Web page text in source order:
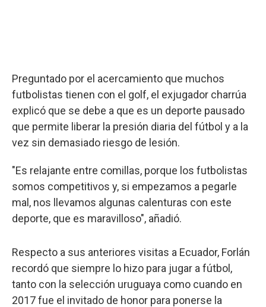
Preguntado por el acercamiento que muchos
futbolistas tienen con el golf, el exjugador charrúa
explicó que se debe a que es un deporte pausado
que permite liberar la presión diaria del fútbol y a la
vez sin demasiado riesgo de lesión.
"Es relajante entre comillas, porque los futbolistas
somos competitivos y, si empezamos a pegarle
mal, nos llevamos algunas calenturas con este
deporte, que es maravilloso", añadió.
Respecto a sus anteriores visitas a Ecuador, Forlán
recordó que siempre lo hizo para jugar a fútbol,
tanto con la selección uruguaya como cuando en
2017 fue el invitado de honor para ponerse la